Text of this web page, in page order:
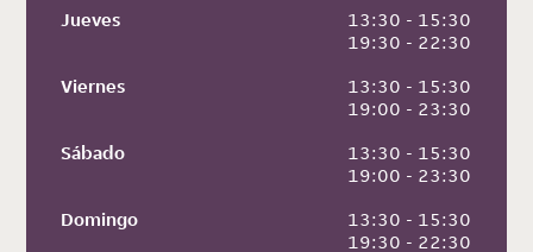
Jueves
13:30 - 15:30
19:30 - 22:30
Viernes
13:30 - 15:30
19:00 - 23:30
Sábado
13:30 - 15:30
19:00 - 23:30
Domingo
13:30 - 15:30
19:30 - 22:30